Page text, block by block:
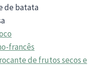
de batata
francês
de frutos secos e